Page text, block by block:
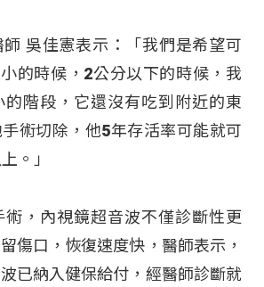
吳佳憲表示：「我們是希望可
的時候，2公分以下的時候，我
階段，它還沒有吃到附近的東
術切除，他5年存活率可能就可
。」
，內視鏡超音波不僅診斷性更
傷口，恢復速度快，醫師表示，
已納入健保給付，經醫師診斷就